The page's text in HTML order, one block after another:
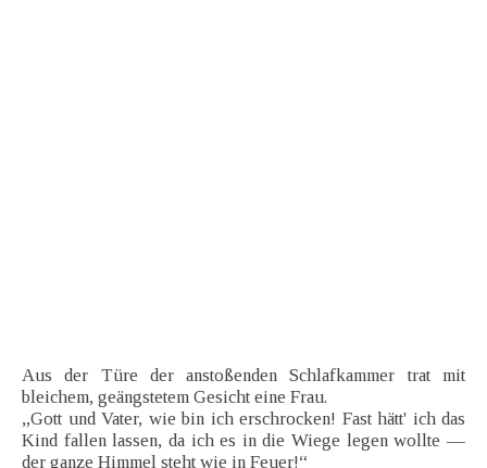
Aus der Türe der anstoßenden Schlafkammer trat mit
bleichem, geängstetem Gesicht eine Frau.
„Gott und Vater, wie bin ich erschrocken! Fast hätt' ich das
Kind fallen lassen, da ich es in die Wiege legen wollte —
der ganze Himmel steht wie in Feuer!“